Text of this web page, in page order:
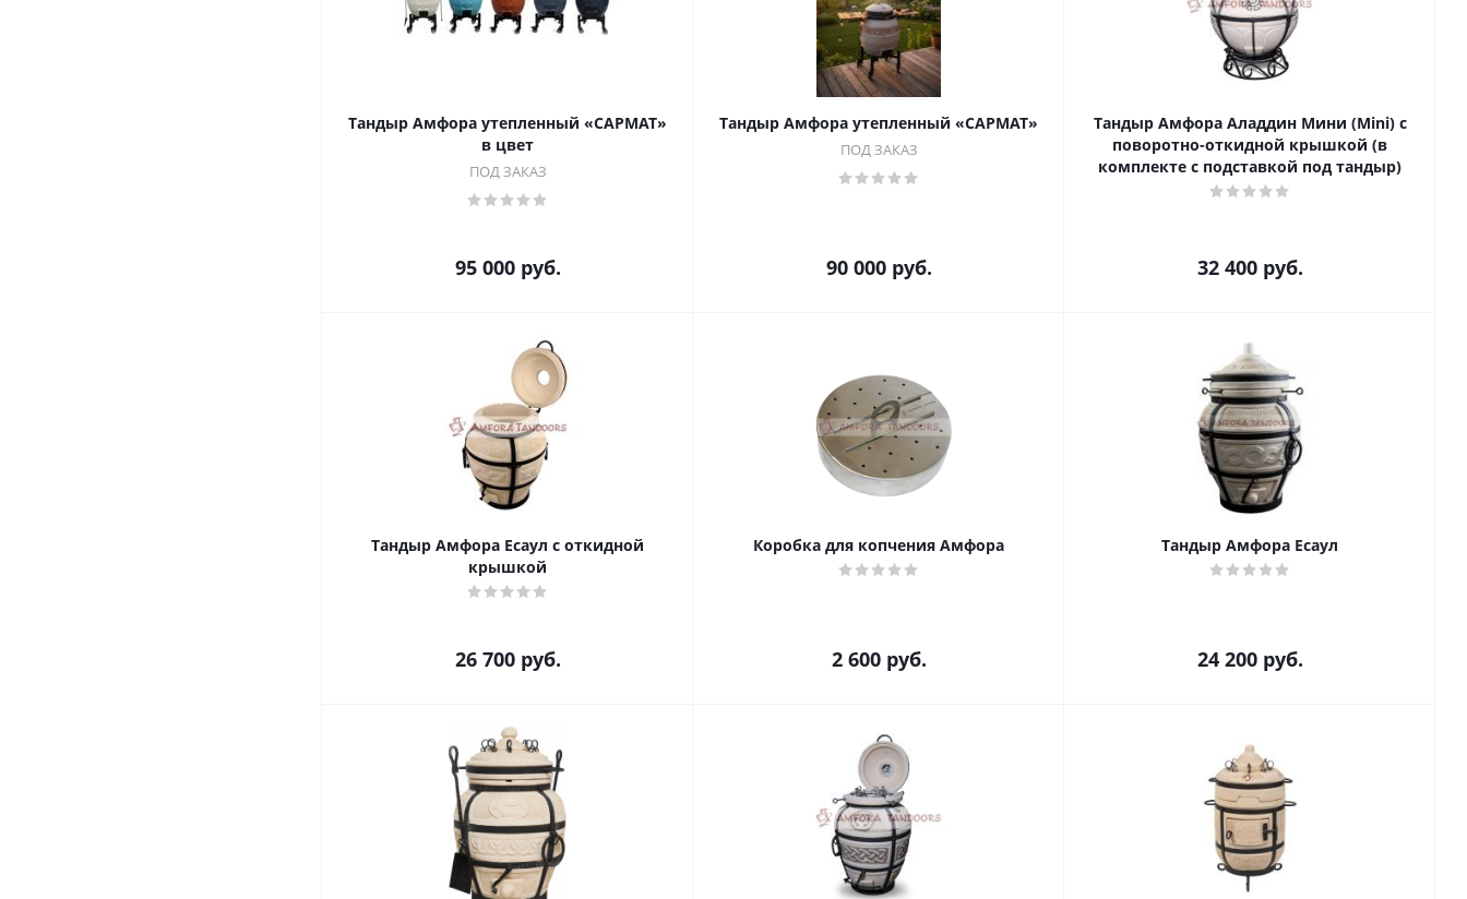
Тандыр Амфора утепленный «САРМАТ»
в цвет
ПОД ЗАКАЗ
95 000руб.
Тандыр Амфора утепленный «САРМАТ»
ПОД ЗАКАЗ
90 000руб.
Тандыр Амфора Аладдин Мини (Mini) с
поворотно-откидной крышкой (в
комплекте с подставкой под тандыр)
32 400руб.
Тандыр Амфора Есаул c откидной
крышкой
26 700руб.
Коробка для копчения Амфора
2 600руб.
Тандыр Амфора Есаул
24 200руб.